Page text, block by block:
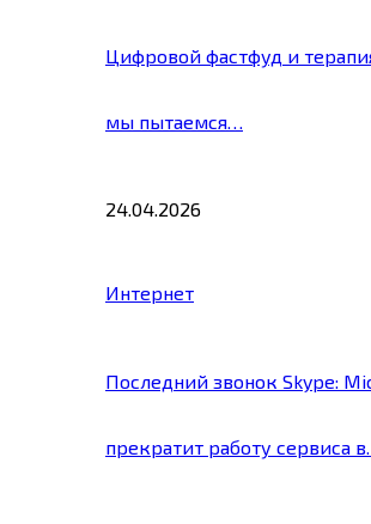
Цифровой фастфуд и
мы пытаемся…
24.04.2026
Интернет
Последний звонок Skype:
прекратит работу сервиса в…